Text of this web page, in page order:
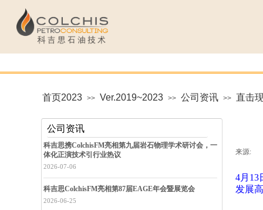
首页2023 >> Ver.2019~2023 >> 公司资讯 >> 直击
来源:
4月13
发展
公司资讯
科吉思携ColchisFM亮相第九届岩石物理学术研讨会，一
体化正演技术引行业热议
2026-07-06
科吉思ColchisFM亮相第87届EAGE年会暨展览会
2026-06-25